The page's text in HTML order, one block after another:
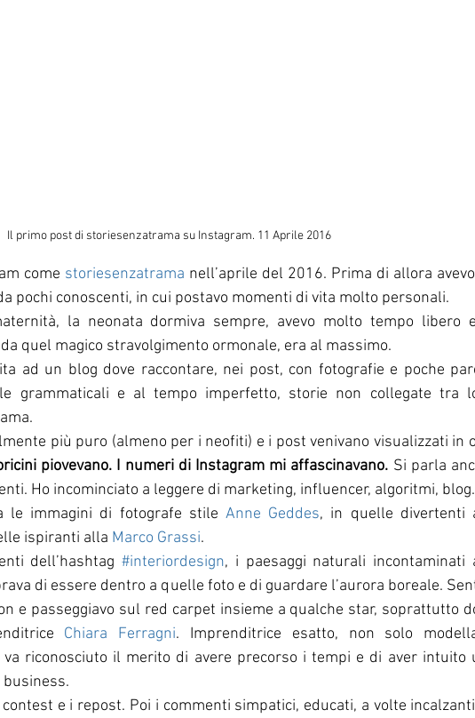
Il primo post di storiesenzatrama su Instagram. 11 Aprile 2016
come storiesenzatrama nell’aprile del 2016. Prima di allora
pochi conoscenti, in cui postavo momenti di vita molto personali.
la neonata dormiva sempre, avevo molto tempo libero
quel magico stravolgimento ormonale, era al massimo.
ad un blog dove raccontare, nei post, con fotografie e poche
grammaticali e al tempo imperfetto, storie non collegate tra
più puro (almeno per i neofiti) e i post venivano visualizzati in
piovevano. I numeri di Instagram mi affascinavano. Si parla
Ho incominciato a leggere di marketing, influencer, algoritmi,
le immagini di fotografe stile Anne Geddes
ispiranti alla Marco Grassi.
dell’hashtag #interiordesign
di essere dentro a quelle foto e di guardare l’aurora boreale.
e passeggiavo sul red carpet insieme a qualche star, soprattutto
Chiara Ferragni. Imprenditrice esatto, non solo
riconosciuto il merito di avere precorso i tempi e di aver intuito
e i repost. Poi i commenti simpatici, educati, a volte